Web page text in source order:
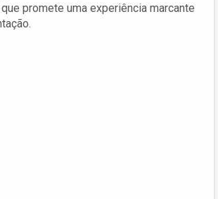
promete uma experiência marcante